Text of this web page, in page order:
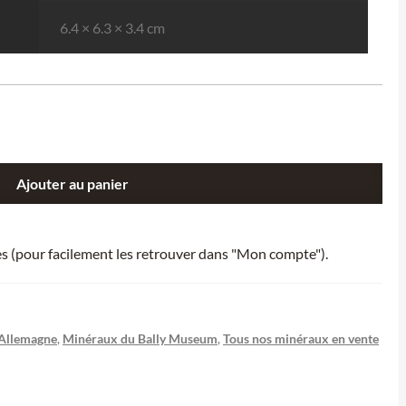
6.4 × 6.3 × 3.4 cm
Ajouter au panier
(pour facilement les retrouver dans "Mon compte").
, Minéraux du Bally Museum, Tous nos minéraux en vente